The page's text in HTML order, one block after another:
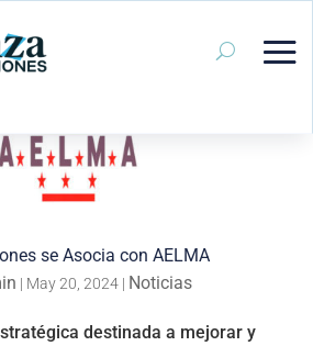
se Asocia con AELMA
| May 20, 2024| Noticias
destinada a mejorar y